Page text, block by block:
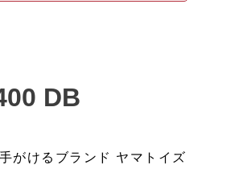
DB
がけるブランド ヤマトイズ